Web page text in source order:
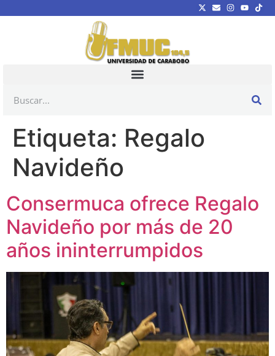
Etiqueta: Regalo
Navideño
Consermuca ofrece Regalo
Navideño por más de 20
años ininterrumpidos